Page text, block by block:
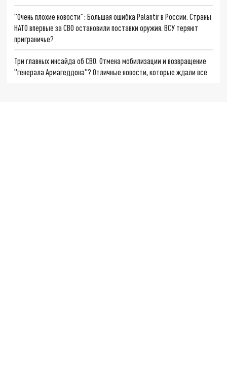
"Очень плохие новости": Большая ошибка Palantir в России. Страны
НАТО впервые за СВО остановили поставки оружия. ВСУ теряют
приграничье?
Три главных инсайда об СВО. Отмена мобилизации и возвращение
"генерала Армагеддона"? Отличные новости, которые ждали все